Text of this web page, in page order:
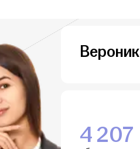
4 207